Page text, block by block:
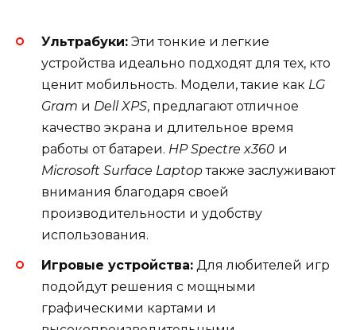
Ультрабуки: Эти тонкие и легкие
устройства идеально подходят для тех, кто
ценит мобильность. Модели, такие как LG
Gram и Dell XPS, предлагают отличное
качество экрана и длительное время
работы от батареи. HP Spectre x360 и
Microsoft Surface Laptopтакже заслуживают
внимания благодаря своей
производительности и удобству
использования.
Игровые устройства: Для любителей игр
подойдут решения с мощными
графическими картами и